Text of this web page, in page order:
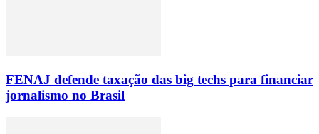
FENAJ defende taxação das big techs para financiar
jornalismo no Brasil